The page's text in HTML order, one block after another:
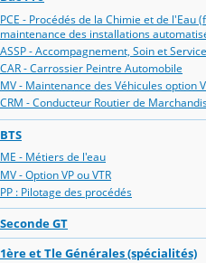
PCE - Procédés de la Chimie et de
maintenance des installations
ASSP - Accompagnement, Soin et
CAR - Carrossier Peintre Automobile
MV - Maintenance des Véhicules option
CRM - Conducteur Routier de
BTS
ME - Métiers de l'eau
MV - Option VP ou VTR
PP : Pilotage des procédés
Seconde GT
1ère et Tle Générales (spécialités)